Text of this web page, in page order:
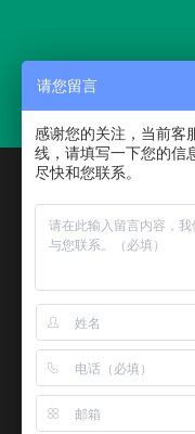
首页 垃圾桶
用途分类： 垃圾分类亭
铸铝垃圾桶
客服电话：
公司地址：北京市房
请您留言
感谢您的关注，当前客
线，请填写一下您的信
尽快和您联系。